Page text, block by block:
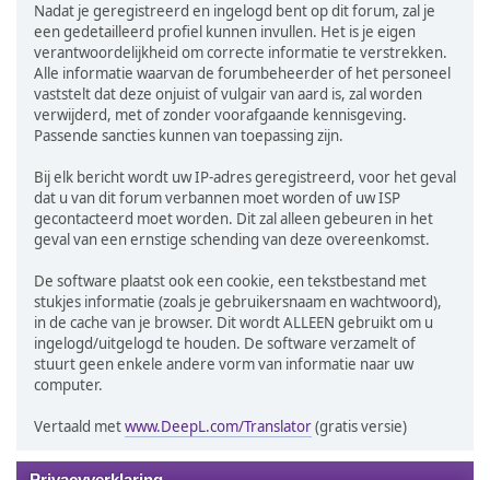
Nadat je geregistreerd en ingelogd bent op dit forum, zal je
een gedetailleerd profiel kunnen invullen. Het is je eigen
verantwoordelijkheid om correcte informatie te verstrekken.
Alle informatie waarvan de forumbeheerder of het personeel
vaststelt dat deze onjuist of vulgair van aard is, zal worden
verwijderd, met of zonder voorafgaande kennisgeving.
Passende sancties kunnen van toepassing zijn.
Bij elk bericht wordt uw IP-adres geregistreerd, voor het geval
dat u van dit forum verbannen moet worden of uw ISP
gecontacteerd moet worden. Dit zal alleen gebeuren in het
geval van een ernstige schending van deze overeenkomst.
De software plaatst ook een cookie, een tekstbestand met
stukjes informatie (zoals je gebruikersnaam en wachtwoord),
in de cache van je browser. Dit wordt ALLEEN gebruikt om u
ingelogd/uitgelogd te houden. De software verzamelt of
stuurt geen enkele andere vorm van informatie naar uw
computer.
Vertaald metwww.DeepL.com/Translator(gratis versie)